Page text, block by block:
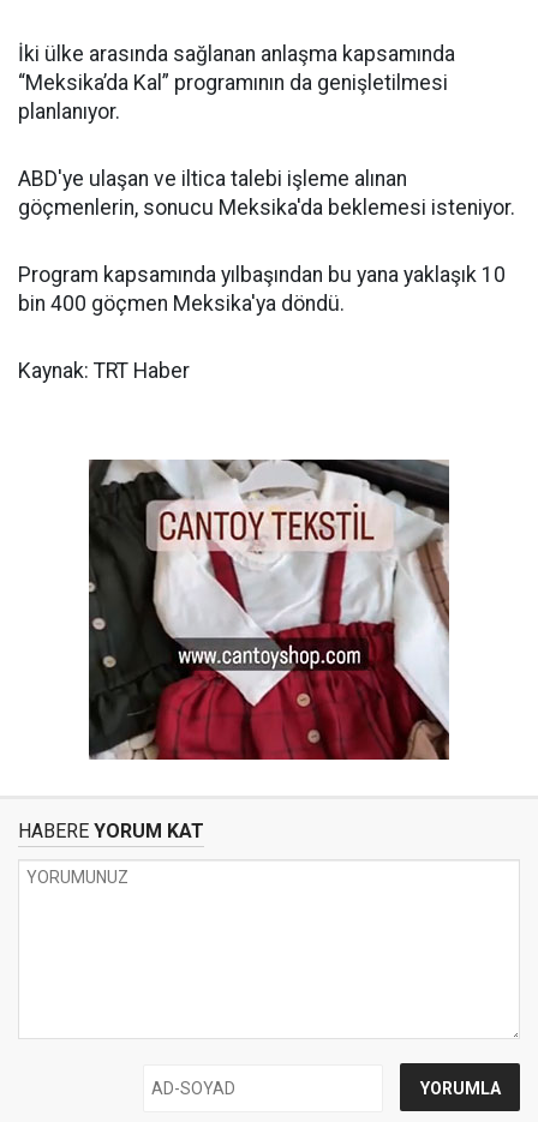
İki ülke arasında sağlanan anlaşma kapsamında
“Meksika’da Kal” programının da genişletilmesi
planlanıyor.
ABD'ye ulaşan ve iltica talebi işleme alınan
göçmenlerin, sonucu Meksika'da beklemesi isteniyor.
Program kapsamında yılbaşından bu yana yaklaşık 10
bin 400 göçmen Meksika'ya döndü.
Kaynak: TRT Haber
HABERE YORUM KAT